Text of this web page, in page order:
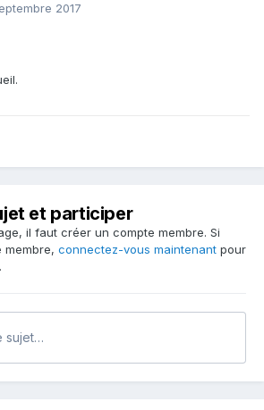
2017
et participer
il faut créer un compte membre. Si
membre, connectez-vous maintenant pour
sujet…